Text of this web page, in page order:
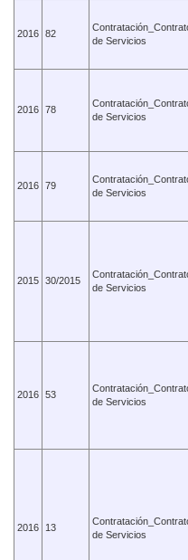
2016 82
de Servicios
2016 78
de Servicios
2016 79
de Servicios
2015 30/2015
de Servicios
2016 53
de Servicios
2016 13
de Servicios